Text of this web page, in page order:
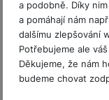
a podobně. Díky
a pomáhají nám
dalšímu zlepšování
Potřebujeme ale
Děkujeme, že nám
budeme chovat
y
G
a
8